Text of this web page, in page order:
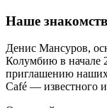
Наше
Денис Мансуров,
Колумбию в начале
приглашению наших
Café — известного